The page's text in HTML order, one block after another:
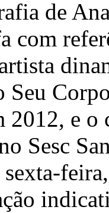
de
com
Seu
2012, e o
Sesc